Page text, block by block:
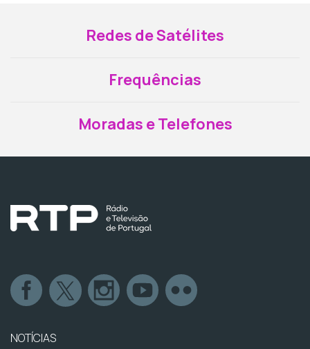
Redes de Satélites
Frequências
Moradas e Telefones
NOTÍCIAS